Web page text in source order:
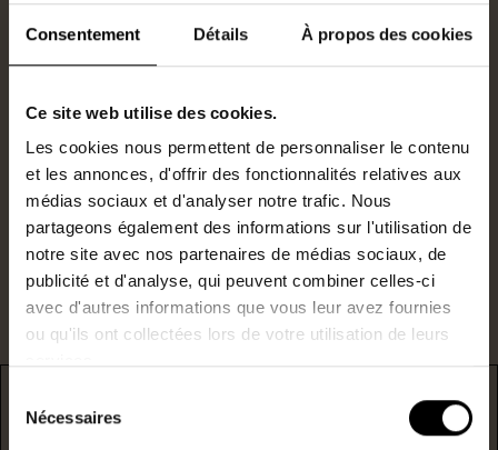
Consentement Détails À propos des cookies
Ce site web utilise des cookies.
Les cookies nous permettent de personnaliser le contenu
et les annonces, d'offrir des fonctionnalités relatives aux
médias sociaux et d'analyser notre trafic. Nous
partageons également des informations sur l'utilisation de
notre site avec nos partenaires de médias sociaux, de
publicité et d'analyse, qui peuvent combiner celles-ci
avec d'autres informations que vous leur avez fournies
ou qu'ils ont collectées lors de votre utilisation de leurs
Nécessaires
0685202878
N°RSAC : 823715750
c.jeuland@lestoits.fr
Je suis intéressé par ce bien.
DPE